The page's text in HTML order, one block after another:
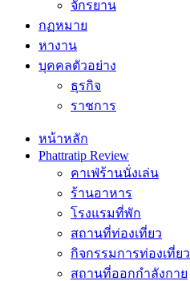
จักรยาน
กฏหมาย
หางาน
บุคคลตัวอย่าง
ธุรกิจ
ราชการ
หน้าหลัก
Phattratip Review
คาเฟ่ร้านนั่งเล่น
ร้านอาหาร
โรงแรมที่พัก
สถานที่ท่องเที่ยว
กิจกรรมการท่องเที่ยว
สถานที่ออกกำลังกาย